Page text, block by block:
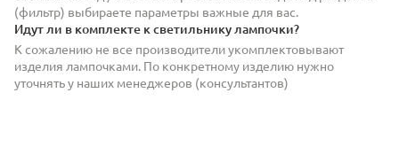
(фильтр) выбираете параметры важные для вас.
Идут ли в комплекте к светильнику лампочки?
К сожалению не все производители укомплектовывают
изделия лампочками. По конкретному изделию нужно
уточнять у наших менеджеров (консультантов)